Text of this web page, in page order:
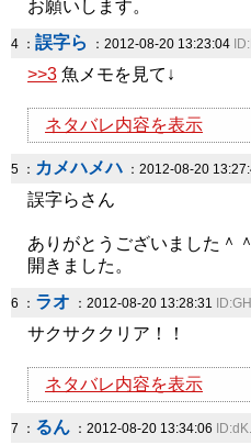
お願いします。
4 ： 誤字ら ：2012-08-20 13:23:04
>>3 魚メモを見て↓
ネタバレ内容を表示
5 ： カメハメハ ：2012-08-20
誤字らさん
ありがとうございました＾＾
開きました。
6 ： ラオ ：2012-08-20 13:28:31
サクサククリア！！
ネタバレ内容を表示
7 ： るん ：2012-08-20 13:34:06